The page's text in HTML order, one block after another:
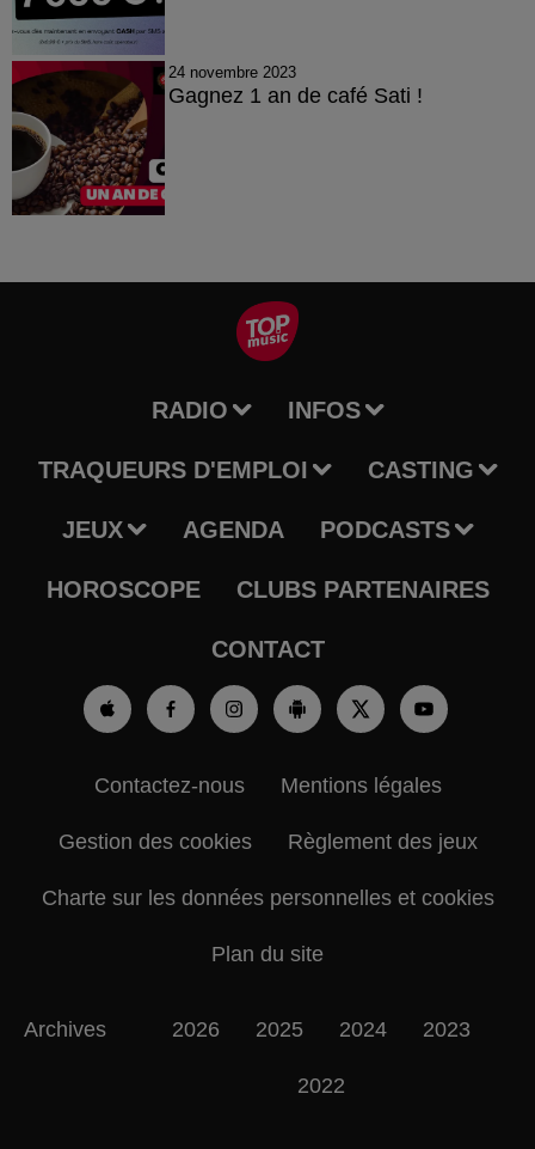
24 novembre 2023
Gagnez 1 an de café Sati !
RADIO INFOS
TRAQUEURS D'EMPLOI CASTING
JEUX AGENDA PODCASTS
HOROSCOPE CLUBS PARTENAIRES
CONTACT
Contactez-nous Mentions légales
Gestion des cookies Règlement des jeux
Charte sur les données personnelles et cookies
Plan du site
Archives 2026 2025 2024 2023
2022